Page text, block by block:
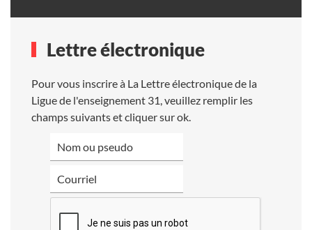
Lettre électronique
Pour vous inscrire à La Lettre électronique de la
Ligue de l'enseignement 31, veuillez remplir les
champs suivants et cliquer sur ok.